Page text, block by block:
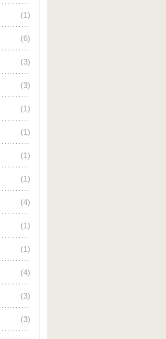
(1)
(6)
(3)
(3)
(1)
(1)
(1)
(1)
(4)
(1)
(1)
(4)
(3)
(3)